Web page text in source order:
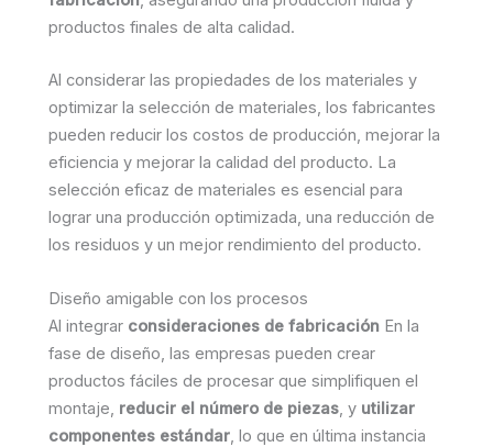
productos finales de alta calidad.
Al considerar las propiedades de los materiales y
optimizar la selección de materiales, los fabricantes
pueden reducir los costos de producción, mejorar la
eficiencia y mejorar la calidad del producto. La
selección eficaz de materiales es esencial para
lograr una producción optimizada, una reducción de
los residuos y un mejor rendimiento del producto.
Diseño amigable con los procesos
Al integrar consideraciones de fabricación En la
fase de diseño, las empresas pueden crear
productos fáciles de procesar que simplifiquen el
montaje, reducir el número de piezas, y utilizar
componentes estándar, lo que en última instancia